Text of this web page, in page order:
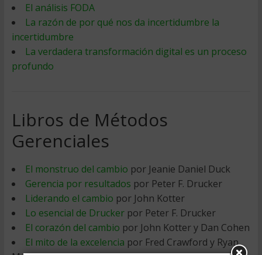
El análisis FODA
La razón de por qué nos da incertidumbre la
incertidumbre
La verdadera transformación digital es un proceso
profundo
Libros de Métodos
Gerenciales
El monstruo del cambio por Jeanie Daniel Duck
Gerencia por resultados por Peter F. Drucker
Liderando el cambio por John Kotter
Lo esencial de Druckerpor Peter F. Drucker
El corazón del cambio por John Kotter y Dan Cohen
El mito de la excelencia por Fred Crawford y Ryan